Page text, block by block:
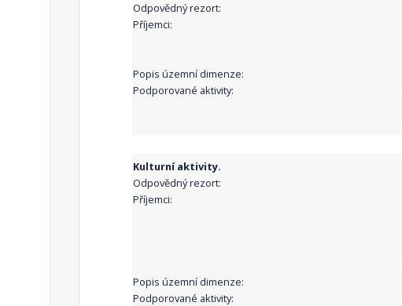
Odpovědný rezort:
Příjemci:
Popis územní dimenze:
Podporované aktivity:
Kulturní aktivity.
Odpovědný rezort:
Příjemci:
Popis územní dimenze:
Podporované aktivity: